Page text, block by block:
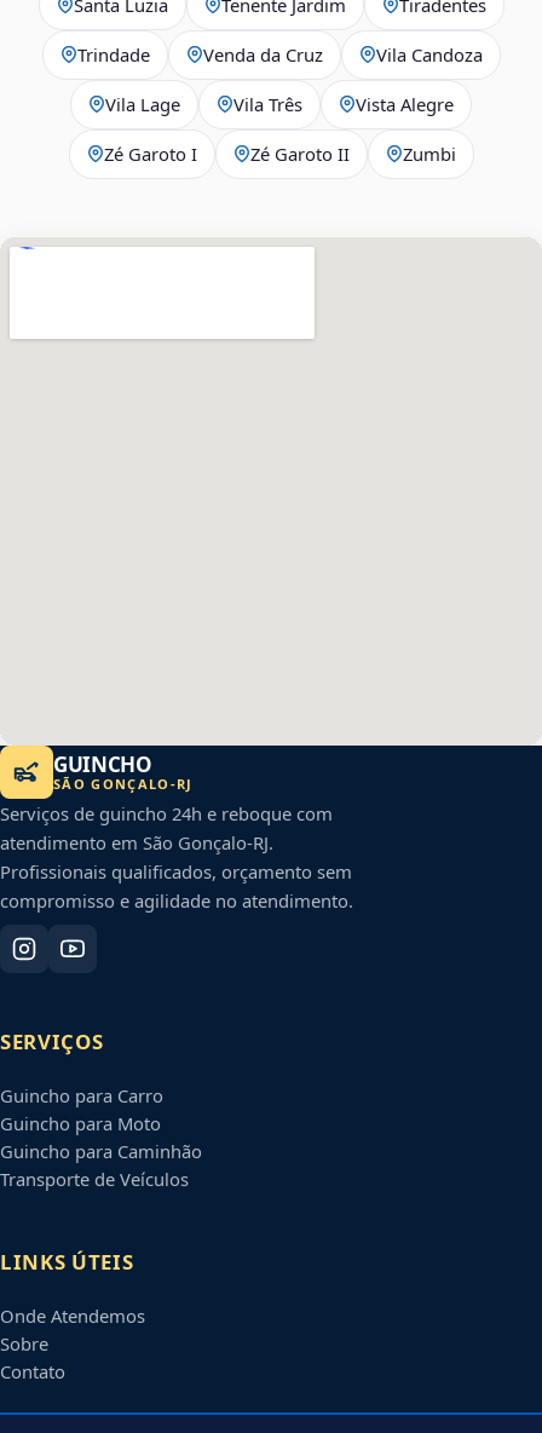
Trindade Venda da Cruz Vila Candoza
Vila Lage Vila Três Vista Alegre
Zé Garoto I Zé Garoto II Zumbi
GUINCHO
SÃO GONÇALO -RJ
Serviços de guincho 24h e reboque com
atendimento em São Gonçalo-RJ.
Profissionais qualificados, orçamento sem
compromisso e agilidade no atendimento.
SERVIÇOS
Guincho para Carro
Guincho para Moto
Guincho para Caminhão
Transporte de Veículos
LINKS ÚTEIS
Onde Atendemos
Sobre
Contato